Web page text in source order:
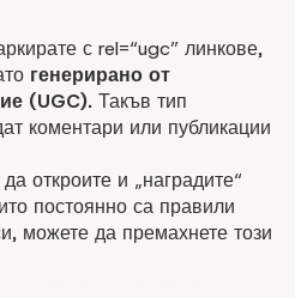
с rel=“ugc” линкове,
генерирано от
(UGC). Такъв тип
коментари или публикации
откроите и „наградите“
постоянно са правили
можете да премахнете този